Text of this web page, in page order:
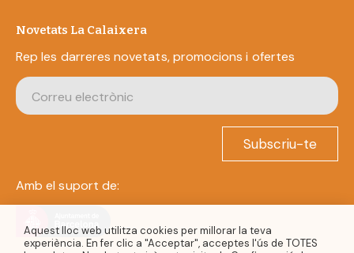
Novetats La Calaixera
Rep les darreres novetats, promocions i ofertes
Subscriu-te
Amb el suport de:
Aquest lloc web utilitza cookies per millorar la teva
experiència. En fer clic a "Acceptar", acceptes l'ús de TOTES